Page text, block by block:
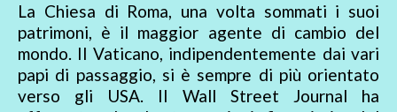
La Chiesa di Roma, una volta sommati i suoi
patrimoni, è il maggior agente di cambio del
mondo. Il Vaticano, indipendentemente dai vari
papi di passaggio, si è sempre di più orientato
verso gli USA. Il Wall Street Journal ha